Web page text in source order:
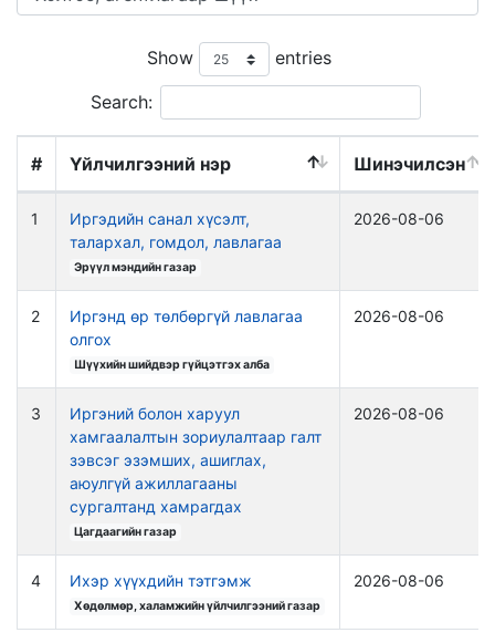
Show entries
Search:
# Үйлчилгээний нэр Шинэчилсэн
1
Иргэдийн санал хүсэлт,
талархал, гомдол, лавлагаа
Эрүүл мэндийн газар
2026-08-06
2
Иргэнд өр төлбөргүй лавлагаа
олгох
Шүүхийн шийдвэр гүйцэтгэх алба
2026-08-06
3
Иргэний болон харуул
хамгаалалтын зориулалтаар галт
зэвсэг эзэмших, ашиглах,
аюулгүй ажиллагааны
сургалтанд хамрагдах
Цагдаагийн газар
2026-08-06
4 Ихэр хүүхдийн тэтгэмж
Хөдөлмөр, халамжийн үйлчилгээний газар
2026-08-06